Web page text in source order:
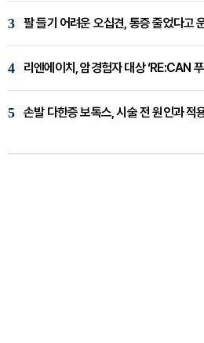
3
4 리엔에이치, 암경험자 대상 ‘RE:CAN
5